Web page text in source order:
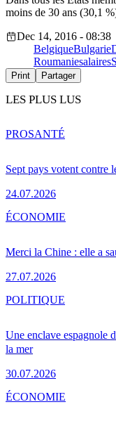
moins de 30 ans (30,1
Dec 14, 2016 - 08:38
BelgiqueBulgarie
Roumaniesalaires
Print Partager
LES PLUS LUS
Sept pays votent contre
24.07.2026
PROSANTÉ
Merci la Chine : elle a
27.07.2026
ÉCONOMIE
Une enclave espagnole
la mer
30.07.2026
POLITIQUE
ÉCONOMIE